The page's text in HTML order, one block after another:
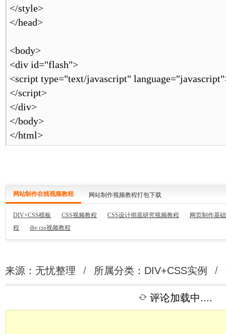
</style>
</head>
<body>
<div id="flash">
<script type="text/javascript"
</script>
</div>
</body>
</html>
网站制作在线视频教程 网站制作视频教程打包下载
DIV+CSS模板 CSS视频教程 CSS设计彻底研究视频教程
网页制作基
程
div css视频教程
来源：无忧整理 / 所属分类： DIV+CSS实例 /
评论加载中....